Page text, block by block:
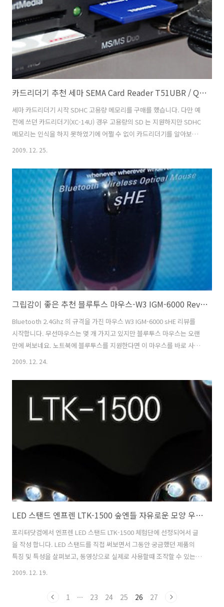
나 개인사이트등을 연결하여 사용도 하기에 좋은 정보들을 빨리 여러사
람에게 나..
카드리더기 추천 세마 SEMA Card Reader T51UBR / Q1 리뷰
세마 카드리더기 시작 SDHC 고용량 메모리를 구매를 했습니다. 다만 예
전에 쓰던 카드리더기(XC-14U) 경우 고용량의 SD 는 지원하지만 SDHC
메모리는 인식을 하지 못하였기에 어쩔 수 없이 카드리더기를 알아보던
중, 지금까지중에서는 가장 최신 칩셋을 사용한 (GL826) 카드리더기를
Q1 (외장형) 이 리뷰를 해볼 제품입니다. 세마 카드리더기 SEMA
T51UBR 경우는 90종류의 메모리를 지원하며 지금까지 나온 거의 모든
메모리를 모두 다 지원을 합니다. 세마 SEMA Q1 경우는 외장형으로 동
일한 GL826 칩셋이 사용되었으며 83가지의 메모리를 사용가능합니다.
카드리더기 추천할만한것이라고 생각하기에 리뷰를 작성해봅니..
2009. 12. 25.
그립감이 좋은 추천 블루투스 마우스-W3 IGM-6000 Review
Bluetooth 2.4Ghz 의 규격을 가진 마우스 W3 IGM-6000 sHE 리뷰를
시작합니다. 무선마우스는 몇 개 가지고 있지만 블루투스 마우스는 오랜
만에 써보네요. 노트북에 블루투스를 지원한다면 이 마우스를 바로 사용
우스의 장점이라면 노트북등에 블루투스가 지원된다면 따로 수신기를
장착할 필요가 없으며, 수신거리가 길며, 선도 없으니 사용할 때 편하다
는 점이 있죠. W3 IGM-6000 패키지 패키지 전면입니다. 블루투스라는
이미지에 맞게 푸른색을 많이 사용한 디자인이 사용되었습니다. 시원해
2009. 12. 24.
LED 스탠드 엔프렌 LTK-1500 숲엔들 자유로운 모양 우수 기업 브랜드
포리터닷컴에서 엔프렌 LED 스탠드 LTK-1500 체험단에 선정되어서 글
을 작성 합니다. LED 스탠드를 직접 써보면서 그동안 궁금했던 제품의
특징 및 특성을 살펴보고, 동영상으로 실제로 사용할때 조작할 수 있는
부분을 살펴보면서 자세한 리뷰를 적어보도록 하겠습니다. LED 스탠드
습니다. 엔프렌 LED 스탠드 LTK-1500 박스 패키지 박스는 조금 큰편입
2009. 12. 19.
1 ··· 23 24 25 26 27